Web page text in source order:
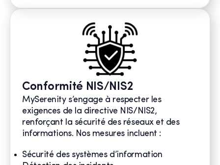
Conformité NIS/NIS2
MySerenity s’engage à respecter les
exigences de la directive NIS/NIS2,
renforçant la sécurité des réseaux et des
informations. Nos mesures incluent :
Sécurité des systèmes d’information